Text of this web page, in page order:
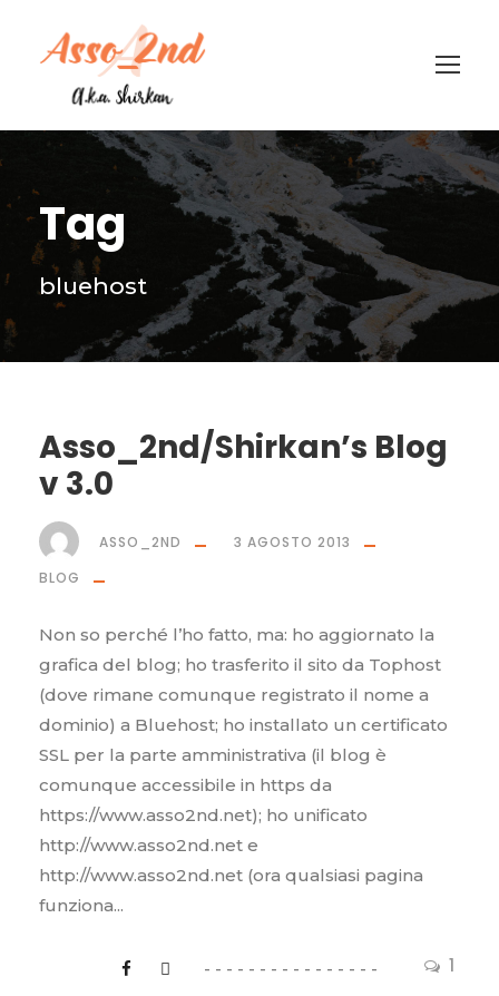
Tag
bluehost
Asso_2nd/Shirkan’s Blog
v 3.0
1
ASSO_2ND
3 AGOSTO 2013
BLOG
Non so perché l’ho fatto, ma: ho aggiornato la
grafica del blog; ho trasferito il sito da Tophost
(dove rimane comunque registrato il nome a
dominio) a Bluehost; ho installato un certificato
SSL per la parte amministrativa (il blog è
comunque accessibile in https da
https://www.asso2nd.net); ho unificato
http://www.asso2nd.net e
http://www.asso2nd.net (ora qualsiasi pagina
funziona...